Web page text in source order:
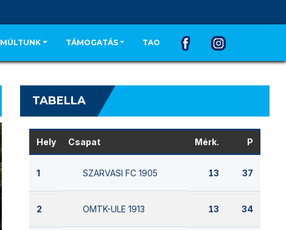
MÚLTUNK TÁMOGATÁS TAO
TABELLA
Hely Csapat Mérk. P
1 SZARVASI FC 1905 13 37
2 OMTK-ULE 1913 13 34